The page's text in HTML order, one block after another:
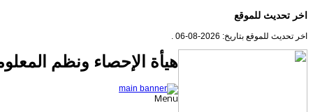
اخر تحديث للموقع
اخر تحديث للموقع بتاريخ: 2026-08-06 .
هيأة الإحصاء ونظم
Menu